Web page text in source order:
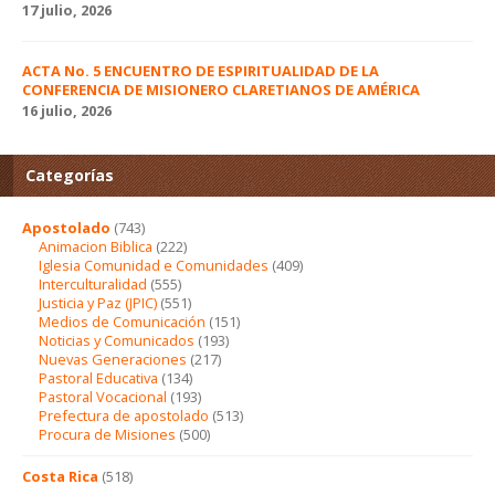
17 julio, 2026
ACTA No. 5 ENCUENTRO DE ESPIRITUALIDAD DE LA
CONFERENCIA DE MISIONERO CLARETIANOS DE AMÉRICA
16 julio, 2026
Categorías
Apostolado (743)
Animacion Biblica (222)
Iglesia Comunidad e Comunidades (409)
Interculturalidad (555)
Justicia y Paz (JPIC) (551)
Medios de Comunicación (151)
Noticias y Comunicados (193)
Nuevas Generaciones (217)
Pastoral Educativa (134)
Pastoral Vocacional (193)
Prefectura de apostolado (513)
Procura de Misiones (500)
Costa Rica (518)